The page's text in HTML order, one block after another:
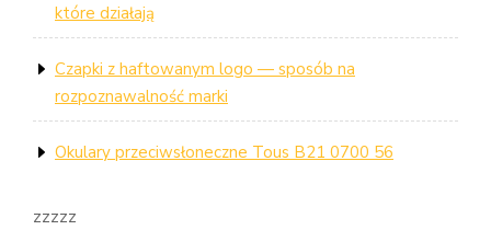
które działają
Czapki z haftowanym logo — sposób na
rozpoznawalność marki
Okulary przeciwsłoneczne Tous B21 0700 56
zzzzz